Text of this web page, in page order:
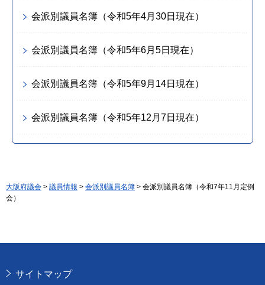
会派別議員名簿（令和5年4月30日現在）
会派別議員名簿（令和5年6月5日現在）
会派別議員名簿（令和5年9月14日現在）
会派別議員名簿（令和5年12月7日現在）
大阪府議会 > 議員情報 > 会派別議員名簿 > 会派別議員名簿（令和7年11月定例
会）
サイトマップ